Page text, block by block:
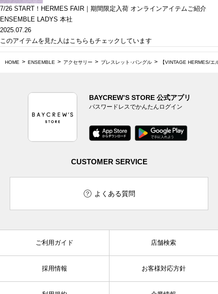
7/26 START！HERMES FAIR｜期間限定入荷 オンラインアイテムご紹介
ENSEMBLE LADYS 本社
2025.07.26
このアイテムを見た人はこちらもチェックしています
HOME ENSEMBLE アクセサリー ブレスレット･バングル 【VINTAGE HERMES/
BAYCREW’S STORE 公式アプリ
パスワードレスでかんたんログイン
CUSTOMER SERVICE
よくある質問
ご利用ガイド 店舗検索
採用情報 お客様対応方針